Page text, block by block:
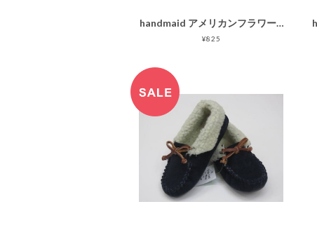
handmaid アメリカンフラワー ピアス(小花)
¥825